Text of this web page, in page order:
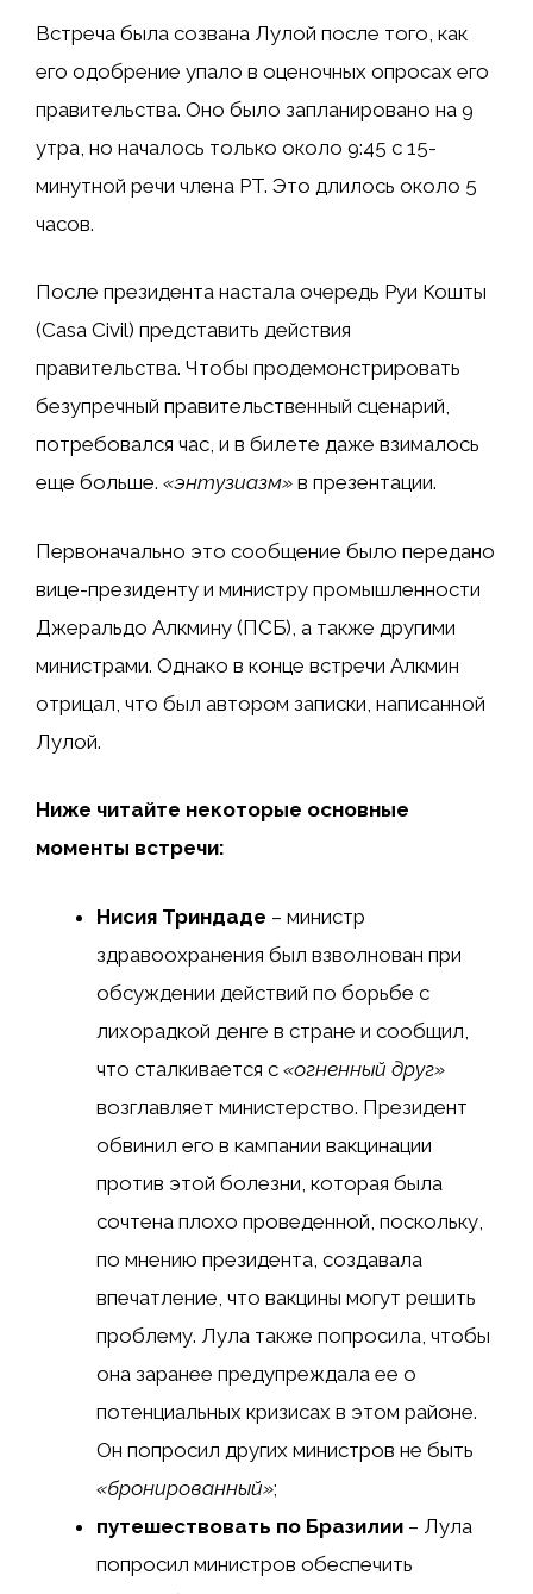
Встреча была созвана Лулой после того, как
его одобрение упало в оценочных опросах его
правительства. Оно было запланировано на 9
утра, но началось только около 9:45 с 15-
минутной речи члена PT. Это длилось около 5
часов.
После президента настала очередь Руи Кошты
(Casa Civil) представить действия
правительства. Чтобы продемонстрировать
безупречный правительственный сценарий,
потребовался час, и в билете даже взималось
еще больше. «энтузиазм» в презентации.
Первоначально это сообщение было передано
вице-президенту и министру промышленности
Джеральдо Алкмину (ПСБ), а также другими
министрами. Однако в конце встречи Алкмин
отрицал, что был автором записки, написанной
Лулой.
Ниже читайте некоторые основные
моменты встречи:
Нисия Триндаде – министр
здравоохранения был взволнован при
обсуждении действий по борьбе с
лихорадкой денге в стране и сообщил,
что сталкивается с «огненный друг»
возглавляет министерство. Президент
обвинил его в кампании вакцинации
против этой болезни, которая была
сочтена плохо проведенной, поскольку,
по мнению президента, создавала
впечатление, что вакцины могут решить
проблему. Лула также попросила, чтобы
она заранее предупреждала ее о
потенциальных кризисах в этом районе.
Он попросил других министров не быть
«бронированный»;
путешествовать по Бразилии – Лула
попросил министров обеспечить